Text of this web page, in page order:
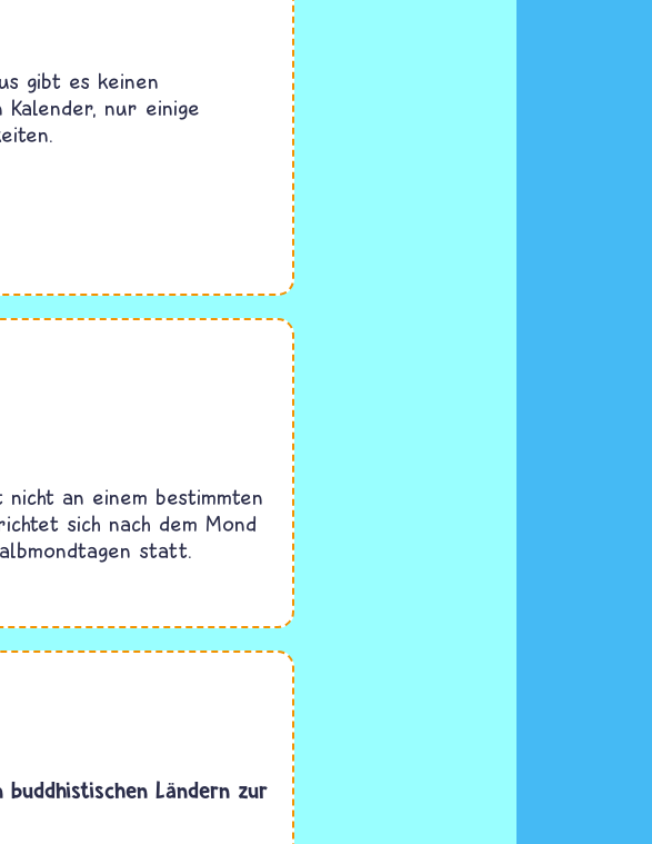
gibt es keinen
Kalender, nur einige
nicht an einem bestimmten
sich nach dem Mond
statt.
buddhistischen Ländern zur